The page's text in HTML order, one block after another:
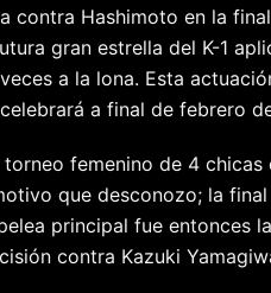
contra Hashimoto en la
gran estrella del K-1
a la lona. Esta
a final de febrero
femenino de 4 chicas
que desconozo; la
principal fue entonces
contra Kazuki